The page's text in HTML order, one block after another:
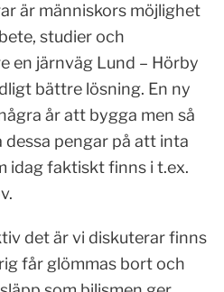
är människors möjlighet
studier och
en järnväg Lund – Hörby
bättre lösning. En ny
år att bygga men så
dessa pengar på att inta
idag faktiskt finns i t.ex.
det är vi diskuterar finns
får glömmas bort och